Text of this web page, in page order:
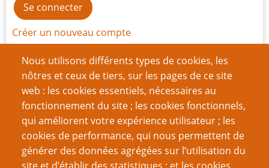
Nous utilisons différents types de cookies, les
nôtres et ceux de tiers, sur les pages de ce site
web : les cookies essentiels, nécessaires au
fonctionnement du site ; les cookies fonctionnels,
qui améliorent votre expérience utilisateur ; les
cookies de performance, qui nous permettent de
générer des données agrégées sur l’utilisation du
Créer un nouveau compte
Réinitialiser votre mot de passe
Du même auteur
Le LNS et d’autres sujets de théorie rôliste - chapitre 5
Le LNS et d’autres sujets de théorie rôliste - chapitre 6
Pagination
Page
‹‹ 2